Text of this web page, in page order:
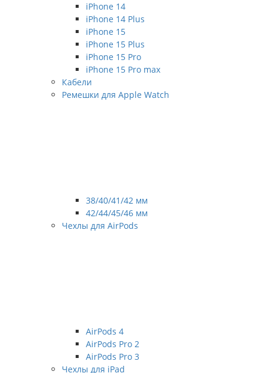
iPhone 14
iPhone 14 Plus
iPhone 15
iPhone 15 Plus
iPhone 15 Pro
iPhone 15 Pro max
Кабели
Ремешки для Apple Watch
38/40/41/42 мм
42/44/45/46 мм
Чехлы для AirPods
AirPods 4
AirPods Pro 2
AirPods Pro 3
Чехлы для iPad